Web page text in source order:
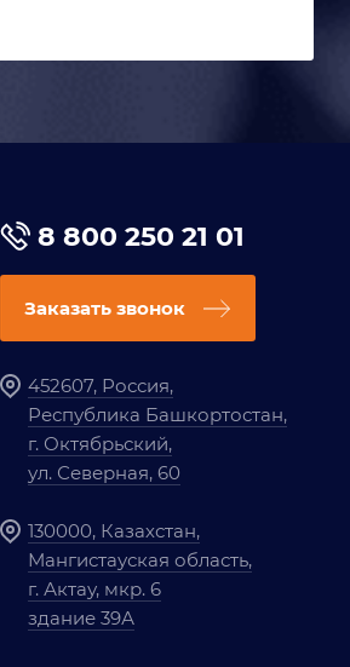
8 800 250 21 01
Заказать звонок
452607, Россия,
Республика Башкортостан,
г. Октябрьский,
ул. Северная, 60
130000, Казахстан,
Мангистауская область,
г. Актау, мкр. 6
здание 39А